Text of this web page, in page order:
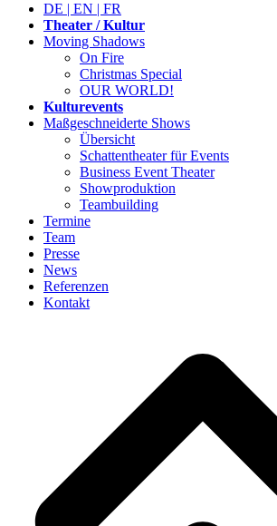
DE | EN | FR
Theater / Kultur
Moving Shadows
On Fire
Christmas Special
OUR WORLD!
Kulturevents
Maßgeschneiderte Shows
Übersicht
Schattentheater für Events
Business Event Theater
Showproduktion
Teambuilding
Termine
Team
Presse
News
Referenzen
Kontakt